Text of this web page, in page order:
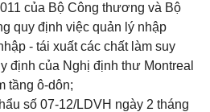
của Bộ Công thương và Bộ
quy định việc quản lý nhập
- tái xuất các chất làm suy
định của Nghị định thư Montreal
tầng ô-dôn;
số 07-12/LDVH ngày 2 tháng